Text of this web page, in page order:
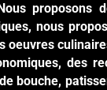
proposons
nous
oeuvres
des
bouche,